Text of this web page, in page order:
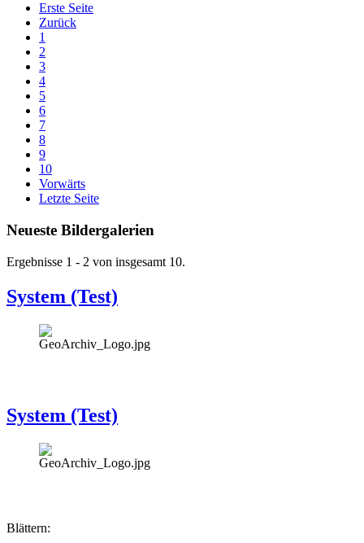
Erste Seite
Zurück
1
2
3
4
5
6
7
8
9
10
Vorwärts
Letzte Seite
Neueste Bildergalerien
Ergebnisse 1 - 2 von insgesamt 10.
System (Test)
System (Test)
Blättern: